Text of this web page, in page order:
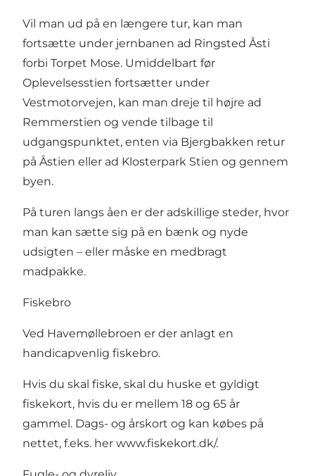
Vil man ud på en længere tur, kan man
fortsætte under jernbanen ad Ringsted Åsti
forbi Torpet Mose. Umiddelbart før
Oplevelsesstien fortsætter under
Vestmotorvejen, kan man dreje til højre ad
Remmerstien og vende tilbage til
udgangspunktet, enten via Bjergbakken retur
på Åstien eller ad Klosterpark Stien og gennem
byen.
På turen langs åen er der adskillige steder, hvor
man kan sætte sig på en bænk og nyde
udsigten – eller måske en medbragt
madpakke.
Fiskebro
Ved Havemøllebroen er der anlagt en
handicapvenlig fiskebro.
Hvis du skal fiske, skal du huske et gyldigt
fiskekort, hvis du er mellem 18 og 65 år
gammel. Dags- og årskort og kan købes på
nettet, f.eks. her www.fiskekort.dk/.